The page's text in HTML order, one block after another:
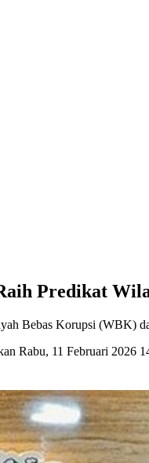
Predikat
Bebas Korupsi (WBK)
Rabu, 11 Februari 2026